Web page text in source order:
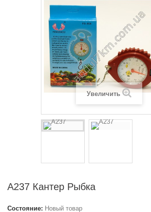
Увеличить
A237 Кантер Рыбка
Состояние: Новый товар